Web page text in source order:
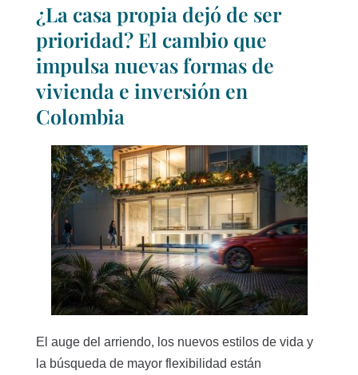
¿La casa propia dejó de ser
prioridad? El cambio que
impulsa nuevas formas de
vivienda e inversión en
Colombia
El auge del arriendo, los nuevos estilos de vida y
la búsqueda de mayor flexibilidad están